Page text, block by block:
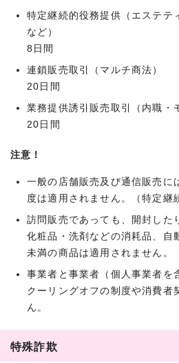
特定継続的役務提供（エステテ
など）
8日間
連鎖販売取引（マルチ商法）
20日間
業務提供誘引販売取引（内職・
20日間
注意！
一般の店舗販売及び通信販売に
度は適用されません。（特定継
訪問販売であっても、開封した
化粧品・洗剤などの消耗品、自
未満の商品は適用されません。
事業者と事業者（個人事業者を
クーリングオフの制度や消費者
ん。
特殊詐欺